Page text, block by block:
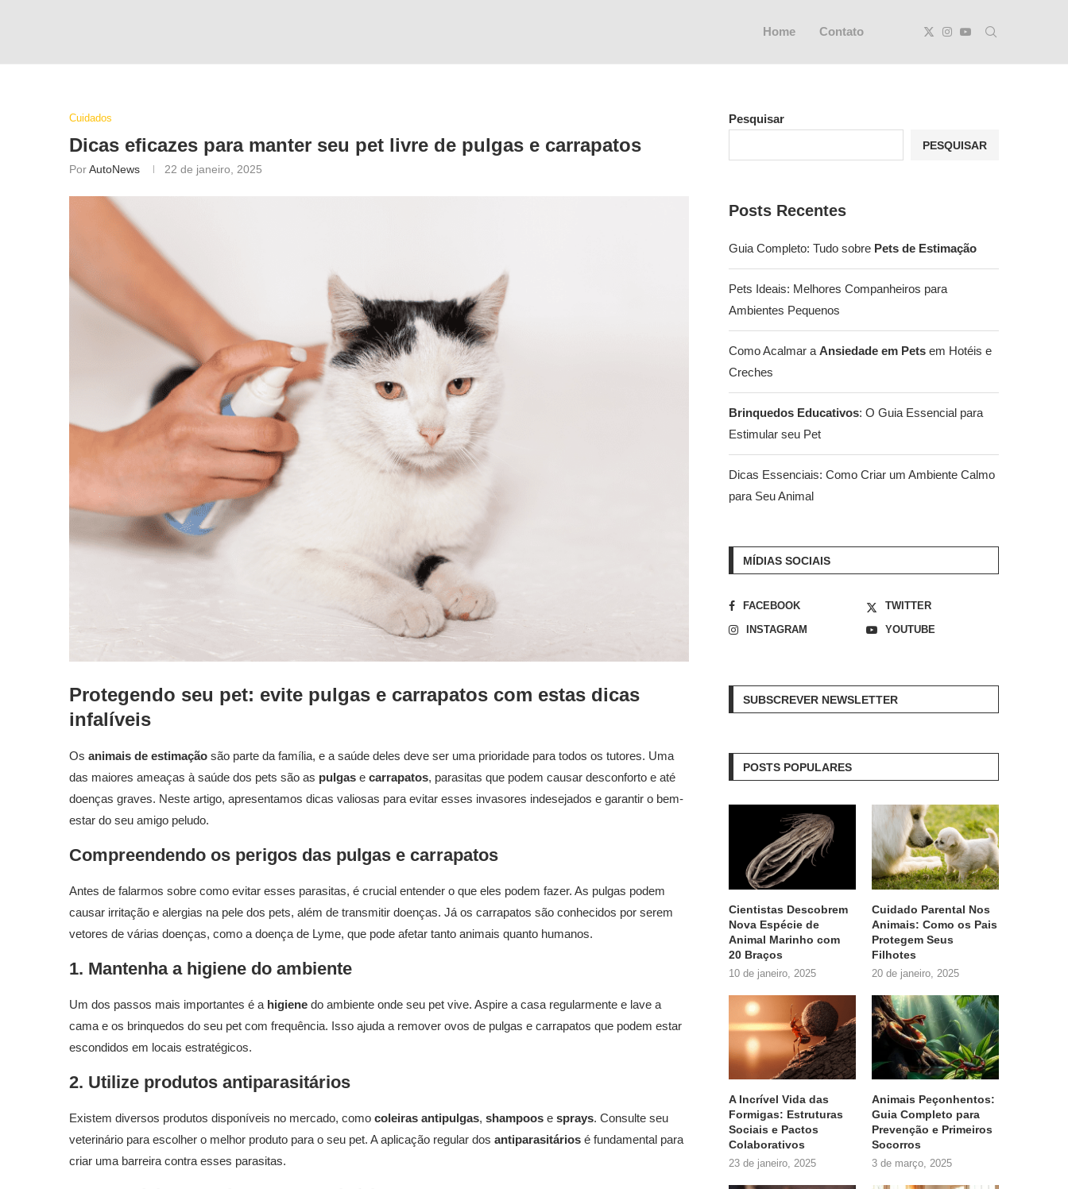
Home Contato
Cuidados
Dicas eficazes para manter seu pet livre de pulgas e carrapatos
PorAutoNews 22 de janeiro, 2025
Protegendo seu pet: evite pulgas e carrapatos com estas dicas
infalíveis
Os animais de estimação são parte da família, e a saúde deles deve ser uma prioridade para todos os tutores. Uma
das maiores ameaças à saúde dos pets são as pulgas e carrapatos, parasitas que podem causar desconforto e até
doenças graves. Neste artigo, apresentamos dicas valiosas para evitar esses invasores indesejados e garantir o bem-
estar do seu amigo peludo.
Compreendendo os perigos das pulgas e carrapatos
Antes de falarmos sobre como evitar esses parasitas, é crucial entender o que eles podem fazer. As pulgas podem
causar irritação e alergias na pele dos pets, além de transmitir doenças. Já os carrapatos são conhecidos por serem
vetores de várias doenças, como a doença de Lyme, que pode afetar tanto animais quanto humanos.
1. Mantenha a higiene do ambiente
Um dos passos mais importantes é a higiene do ambiente onde seu pet vive. Aspire a casa regularmente e lave a
cama e os brinquedos do seu pet com frequência. Isso ajuda a remover ovos de pulgas e carrapatos que podem estar
escondidos em locais estratégicos.
2. Utilize produtos antiparasitários
Existem diversos produtos disponíveis no mercado, como coleiras antipulgas, shampoos e sprays. Consulte seu
veterinário para escolher o melhor produto para o seu pet. A aplicação regular dos antiparasitários é fundamental para
criar uma barreira contra esses parasitas.
Pesquisar
PESQUISAR
Posts Recentes
Guia Completo: Tudo sobre Pets de Estimação
Pets Ideais: Melhores Companheiros para
Ambientes Pequenos
Como Acalmar a Ansiedade em Pets em Hotéis e
Creches
Brinquedos Educativos: O Guia Essencial para
Estimular seu Pet
Dicas Essenciais: Como Criar um Ambiente Calmo
para Seu Animal
MÍDIAS SOCIAIS
FACEBOOK
TWITTER
INSTAGRAM
YOUTUBE
SUBSCREVER NEWSLETTER
POSTS POPULARES
Cientistas Descobrem
Nova Espécie de
Animal Marinho com
20 Braços
10 de janeiro, 2025
Cuidado Parental Nos
Animais: Como os Pais
Protegem Seus
Filhotes
20 de janeiro, 2025
A Incrível Vida das
Formigas: Estruturas
Sociais e Pactos
Colaborativos
23 de janeiro, 2025
Animais Peçonhentos:
Guia Completo para
Prevenção e Primeiros
Socorros
3 de março, 2025